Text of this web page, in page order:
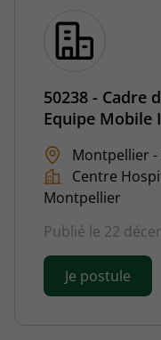
50238 - Cadre
Equipe Mobile
Montpellier -
Centre
Montpellier
Publié le 22
Je postule